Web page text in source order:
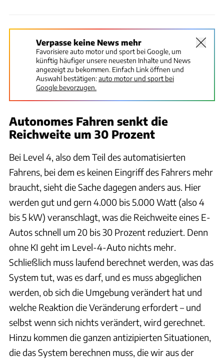
Verpasse keine News mehr
Favorisiere auto motor und sport bei Google, um
künftig häufiger unsere neuesten Inhalte und News
angezeigt zu bekommen. Einfach Link öffnen und
Auswahl bestätigen:auto motor und sport bei
Google bevorzugen.
Autonomes Fahren senkt die
Reichweite um 30 Prozent
Bei Level 4, also dem Teil des automatisierten
Fahrens, bei dem es keinen Eingriff des Fahrers mehr
braucht, sieht die Sache dagegen anders aus. Hier
werden gut und gern 4.000 bis 5.000 Watt (also 4
bis 5 kW) veranschlagt, was die Reichweite eines E-
Autos schnell um 20 bis 30 Prozent reduziert. Denn
ohne KI geht im Level-4-Auto nichts mehr.
Schließlich muss laufend berechnet werden, was das
System tut, was es darf, und es muss abgeglichen
werden, ob sich die Umgebung verändert hat und
welche Reaktion die Veränderung erfordert – und
selbst wenn sich nichts verändert, wird gerechnet.
Hinzu kommen die ganzen antizipierten Situationen,
die das System berechnen muss, die wir aus der